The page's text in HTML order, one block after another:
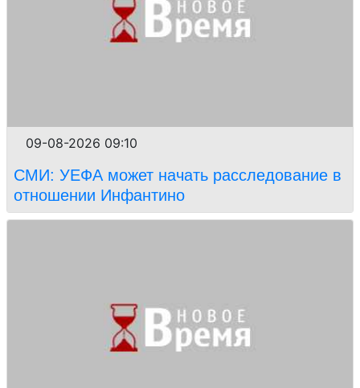
09-08-2026 09:10
СМИ: УЕФА может начать расследование в
отношении Инфантино